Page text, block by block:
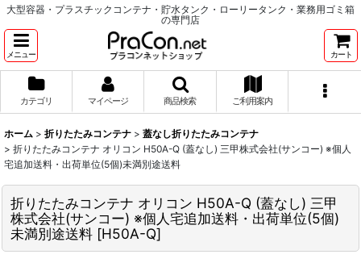
大型容器・プラスチックコンテナ・貯水タンク・ローリータンク・業務用ゴミ箱
の専門店
メニュー カート
カテゴリ マイページ 商品検索 ご利用案内
ホーム > 折りたたみコンテナ > 蓋なし折りたたみコンテナ
> 折りたたみコンテナ オリコン H50A-Q (蓋なし) 三甲株式会社(サンコー) ※個人
宅追加送料・出荷単位(5個)未満別途送料
折りたたみコンテナ オリコン H50A-Q (蓋なし) 三甲
株式会社(サンコー) ※個人宅追加送料・出荷単位(5個)
未満別途送料 [H50A-Q]